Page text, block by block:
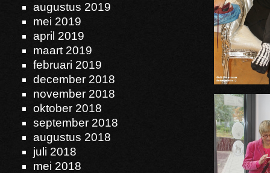
augustus 2019
mei 2019
april 2019
maart 2019
februari 2019
december 2018
november 2018
oktober 2018
september 2018
augustus 2018
juli 2018
mei 2018